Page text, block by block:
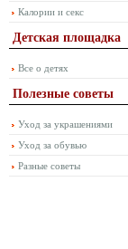
Калории и секс
Детская площадка
Все о детях
Полезные советы
Уход за украшениями
Уход за обувью
Разные советы